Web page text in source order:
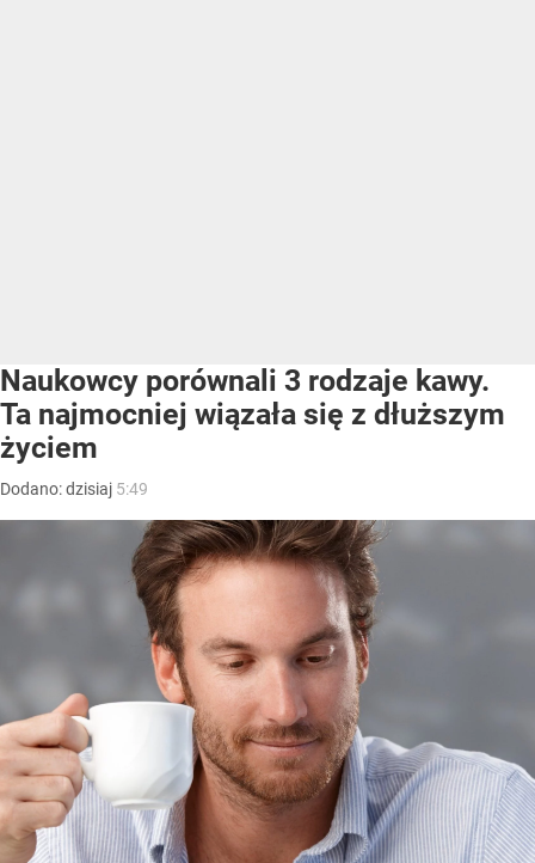
Naukowcy porównali 3 rodzaje kawy.
Ta najmocniej wiązała się z dłuższym
życiem
Dodano:dzisiaj 5:49